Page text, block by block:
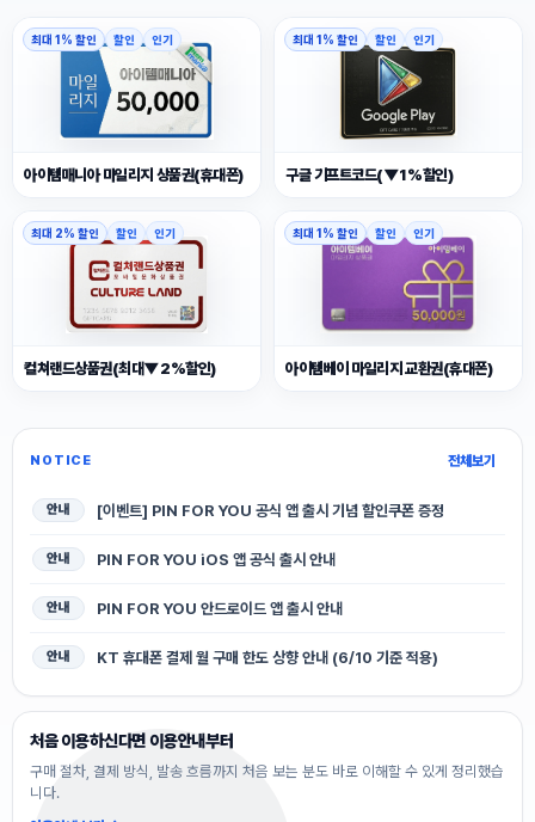
최대 1% 할인 할인 인기
아이템매니아 마일리지 상품권(휴대폰)
최대 1% 할인 할인 인기
구글 기프트코드(▼1%할인)
최대 2% 할인 할인 인기
컬쳐랜드상품권(최대▼2%할인)
최대 1% 할인 할인 인기
아이템베이 마일리지 교환권(휴대폰)
NOTICE 전체보기
안내 [이벤트] PIN FOR YOU 공식 앱 출시 기념 할인쿠폰 증정
안내 PIN FOR YOU iOS 앱 공식 출시 안내
안내 PIN FOR YOU 안드로이드 앱 출시 안내
안내 KT 휴대폰 결제 월 구매 한도 상향 안내 (6/10 기준 적용)
처음 이용하신다면 이용안내부터
구매 절차, 결제 방식, 발송 흐름까지 처음 보는 분도 바로 이해할 수 있게 정리했습
니다.